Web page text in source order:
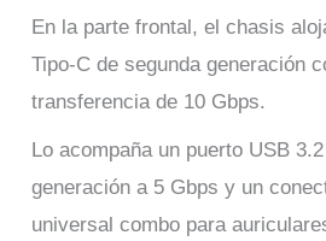
En la parte frontal, el chasis
Tipo-C de segunda generación
transferencia de 10 Gbps.
Lo acompaña un puerto USB
generación a 5 Gbps y un
universal combo para